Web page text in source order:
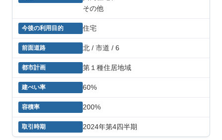
その他
住宅
北 / 市道 / 6
第１種住居地域
60%
200%
2024年第4四半期